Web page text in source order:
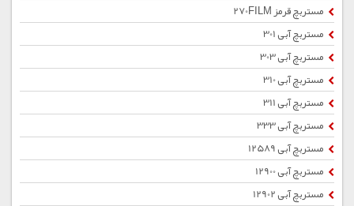
مستربچ قرمز 270FILM
مستربچ آبی 301
مستربچ آبی 303
مستربچ آبی 310
مستربچ آبی 311
مستربچ آبی 333
مستربچ آبی 12589
مستربچ آبی 12900
مستربچ آبی 12902